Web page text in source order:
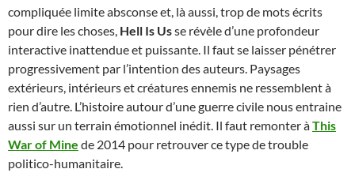
compliquée limite absconse et, là aussi, trop de mots écrits
pour dire les choses, Hell Is Usse révèle d’une profondeur
interactive inattendue et puissante. Il faut se laisser pénétrer
progressivement par l’intention des auteurs. Paysages
extérieurs, intérieurs et créatures ennemis ne ressemblent à
rien d’autre. L’histoire autour d’une guerre civile nous entraine
aussi sur un terrain émotionnel inédit. Il faut remonter àThis
War of Mine de 2014 pour retrouver ce type de trouble
politico-humanitaire.